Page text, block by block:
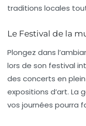
traditions locales
Le Festival de la
Plongez dans
lors de son festival
des concerts en
expositions d’art. La
vos journées pourra